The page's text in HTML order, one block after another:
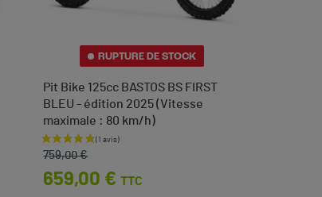
RUPTURE DE STOCK
Pit Bike 125cc BASTOS BS FIRST
BLEU - édition 2025 (Vitesse
maximale : 80 km/h)
Prix de base
759,00 €
Prix
659,00 € TTC